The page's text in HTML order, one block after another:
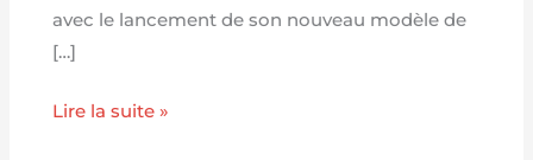
avec le lancement de son nouveau modèle de
[…]
Lire la suite »